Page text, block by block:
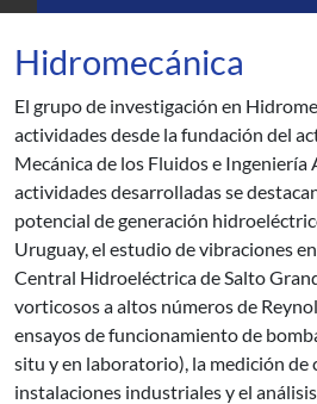
Hidromecánica
El grupo de investigación en
actividades desde la fundación del
Mecánica de los Fluidos e Ingeniería
actividades desarrolladas se
potencial de generación
Uruguay, el estudio de vibraciones
Central Hidroeléctrica de Salto
vorticosos a altos números de
ensayos de funcionamiento de
situ y en laboratorio), la medición de
instalaciones industriales y el